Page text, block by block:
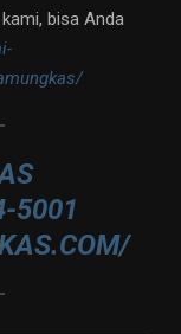
bisa Anda
5001